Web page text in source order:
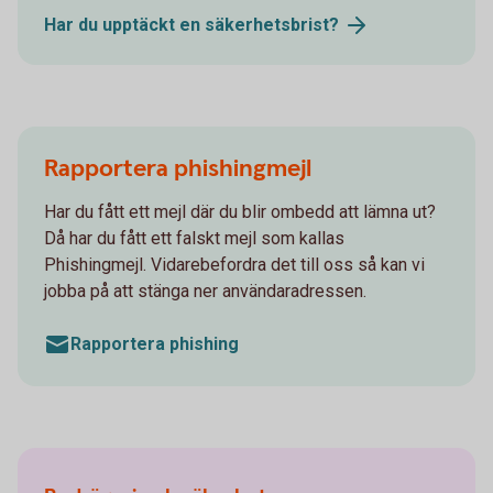
Har du upptäckt en säkerhetsbrist?
Rapportera phishingmejl
Har du fått ett mejl där du blir ombedd att lämna ut?
Då har du fått ett falskt mejl som kallas
Phishingmejl. Vidarebefordra det till oss så kan vi
jobba på att stänga ner användaradressen.
Rapportera phishing